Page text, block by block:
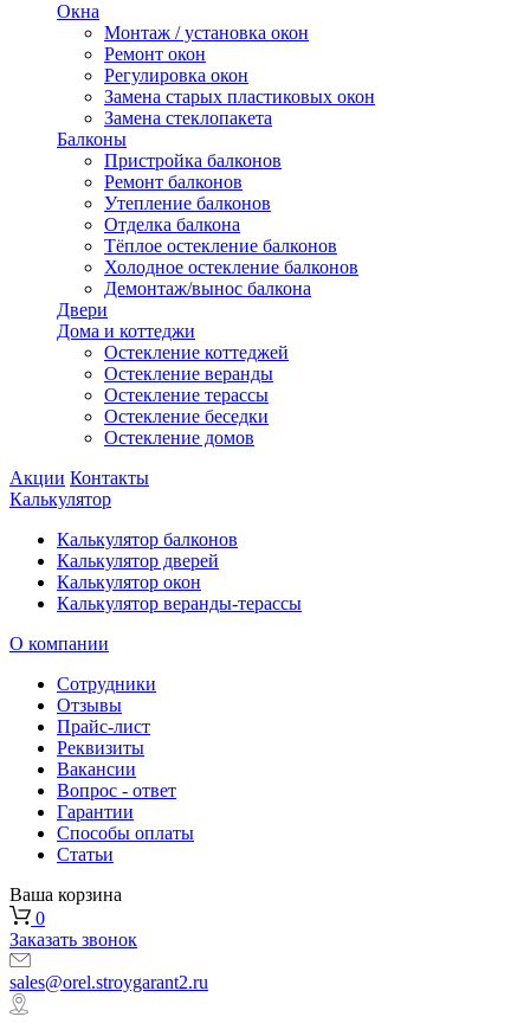
Окна
Монтаж / установка окон
Ремонт окон
Регулировка окон
Замена старых пластиковых окон
Замена стеклопакета
Балконы
Пристройка балконов
Ремонт балконов
Утепление балконов
Отделка балкона
Тёплое остекление балконов
Холодное остекление балконов
Демонтаж/вынос балкона
Двери
Дома и коттеджи
Остекление коттеджей
Остекление веранды
Остекление терассы
Остекление беседки
Остекление домов
Акции Контакты
Калькулятор
Калькулятор балконов
Калькулятор дверей
Калькулятор окон
Калькулятор веранды-терассы
О компании
Сотрудники
Отзывы
Прайс-лист
Реквизиты
Вакансии
Вопрос - ответ
Гарантии
Способы оплаты
Статьи
Ваша корзина
0
Заказать звонок
sales@orel.stroygarant2.ru